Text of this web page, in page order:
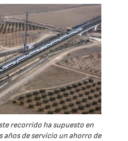
recorrido ha supuesto en
años de servicio un ahorro de